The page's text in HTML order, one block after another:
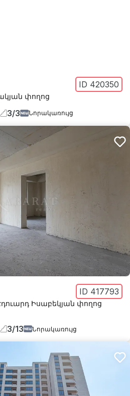
ID 420350
փողոց
3/3 Նորակառույց
ID 417793
Իսաբեկյան փողոց
3/13 Նորակառույց